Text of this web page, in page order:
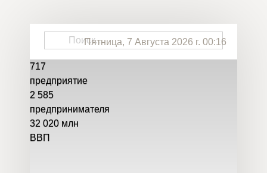
Пятница, 7 Августа 2026 г. 00:16
717
предприятие
2 585
предпринимателя
32 020 млн
ВВП